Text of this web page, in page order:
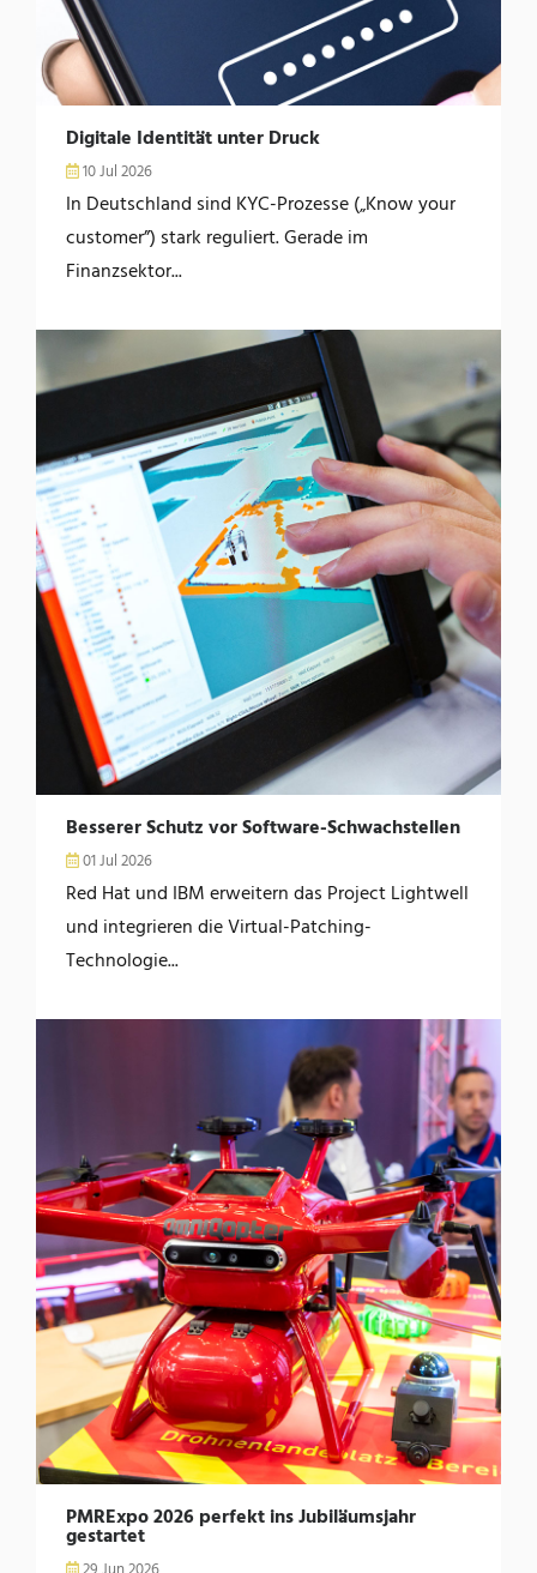
Digitale Identität unter Druck
10 Jul 2026
In Deutschland sind KYC-Prozesse („Know your
customer”) stark reguliert. Gerade im
Finanzsektor...
Besserer Schutz vor Software-Schwachstellen
01 Jul 2026
Red Hat und IBM erweitern das Project Lightwell
und integrieren die Virtual-Patching-
Technologie...
PMRExpo 2026 perfekt ins Jubiläumsjahr
gestartet